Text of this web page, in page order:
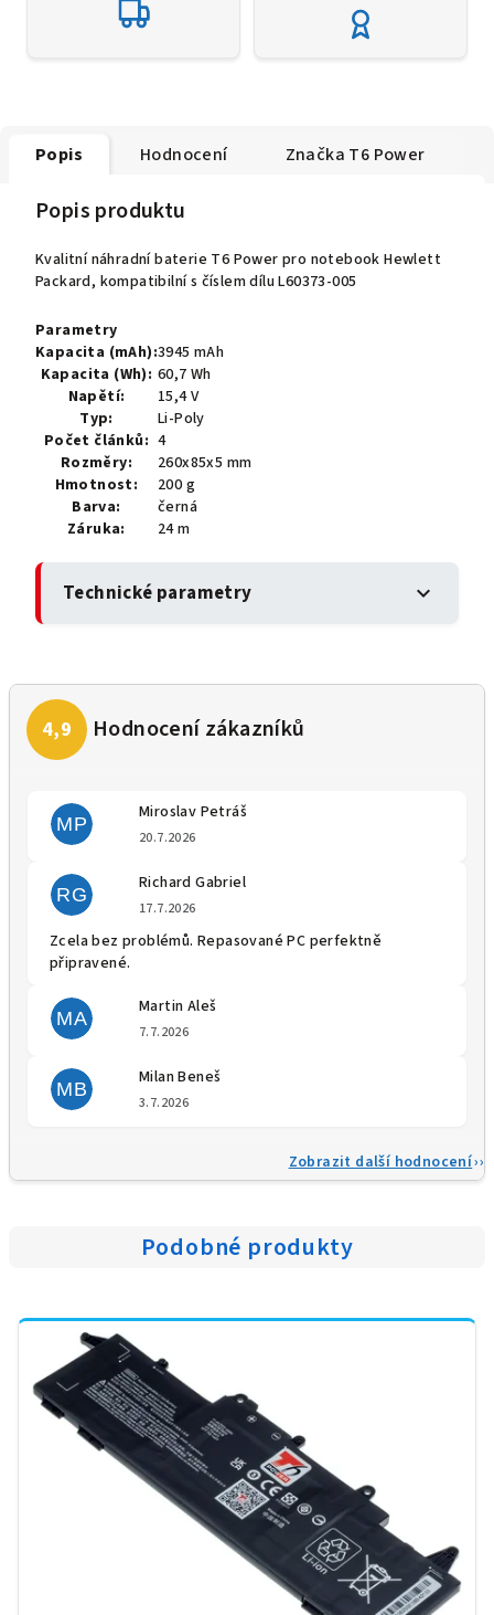
Popis Hodnocení Značka T6 Power
Popis produktu
Kvalitní náhradní baterie T6 Power pro notebook Hewlett
Packard, kompatibilní s číslem dílu L60373-005
Parametry
Kapacita (mAh):3945 mAh
Kapacita (Wh): 60,7 Wh
Napětí:
15,4 V
Typ:
Li-Poly
Počet článků: 4
Rozměry:
260x85x5 mm
Hmotnost:
200 g
Barva:
černá
Záruka:
24 m
Technické parametry expand_more
MP
Miroslav Petráš
20.7.2026
RG
Richard Gabriel
17.7.2026
Zcela bez problémů. Repasované PC perfektně
připravené.
MA
Martin Aleš
7.7.2026
MB
Milan Beneš
3.7.2026
Zobrazit další hodnocení
Podobné produkty